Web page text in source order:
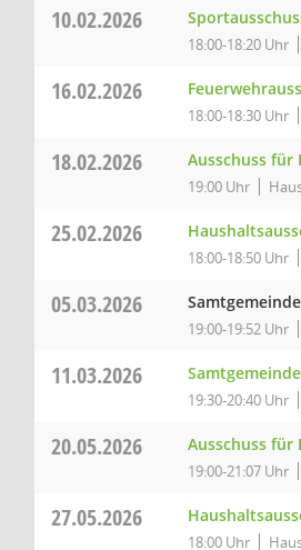
10.02.2026
18:00-18:20 Uhr
16.02.2026
18:00-18:30 Uhr
18.02.2026 Ausschuss
19:00 Uhr
25.02.2026
18:00-18:50 Uhr
05.03.2026
19:00-19:52 Uhr
11.03.2026
19:30-20:40 Uhr
20.05.2026 Ausschuss
19:00-21:07 Uhr
27.05.2026
18:00 Uhr